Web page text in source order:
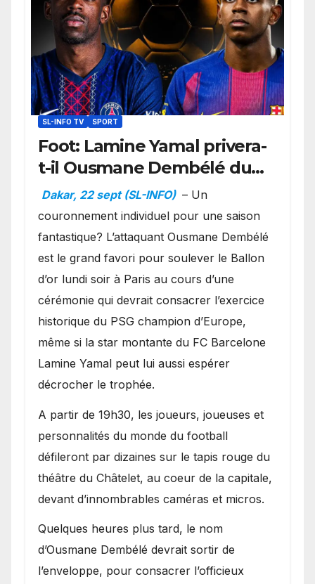
SL-INFO TV SPORT
Foot: Lamine Yamal privera-
t-il Ousmane Dembélé du
Ballon d’or ?
Dakar, 22 sept (SL-INFO) – Un
couronnement individuel pour une saison
fantastique? L’attaquant Ousmane Dembélé
est le grand favori pour soulever le Ballon
d’or lundi soir à Paris au cours d’une
cérémonie qui devrait consacrer l’exercice
historique du PSG champion d’Europe,
même si la star montante du FC Barcelone
Lamine Yamal peut lui aussi espérer
décrocher le trophée.
A partir de 19h30, les joueurs, joueuses et
personnalités du monde du football
défileront par dizaines sur le tapis rouge du
théâtre du Châtelet, au coeur de la capitale,
devant d’innombrables caméras et micros.
Quelques heures plus tard, le nom
d’Ousmane Dembélé devrait sortir de
l’enveloppe, pour consacrer l’officieux